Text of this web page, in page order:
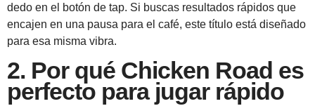
dedo en el botón de tap. Si buscas resultados rápidos que
encajen en una pausa para el café, este título está diseñado
para esa misma vibra.
2. Por qué Chicken Road es
perfecto para jugar rápido